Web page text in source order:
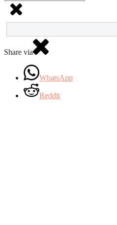
Share via
WhatsApp
Reddit